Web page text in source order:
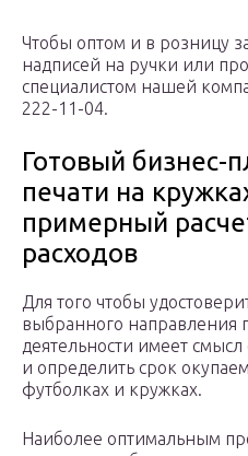
Чтобы оптом и в розницу
надписей на ручки или
специалистом нашей
222-11-04.
Готовый бизнес-
печати на
примерный
расходов
Для того чтобы
выбранного направления
деятельности имеет
и определить срок
футболках и кружках.
Наиболее оптимальным